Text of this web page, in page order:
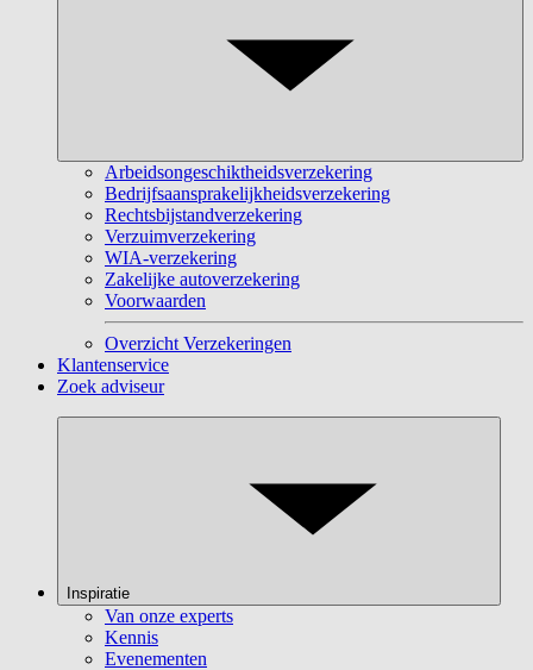
Arbeidsongeschiktheidsverzekering
Bedrijfsaansprakelijkheidsverzekering
Rechtsbijstandverzekering
Verzuimverzekering
WIA-verzekering
Zakelijke autoverzekering
Voorwaarden
Overzicht Verzekeringen
Klantenservice
Zoek adviseur
Inspiratie
Van onze experts
Kennis
Evenementen